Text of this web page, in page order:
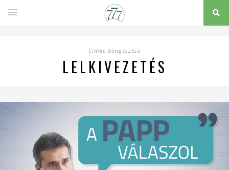
Címke böngészése
LELKIVEZETÉS